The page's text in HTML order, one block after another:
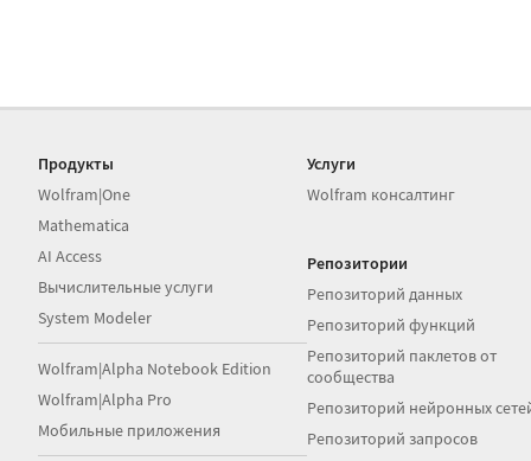
Продукты
Wolfram|One
Mathematica
AI Access
Вычислительные услуги
System Modeler
Wolfram|Alpha Notebook Edition
Wolfram|Alpha Pro
Мобильные приложения
Услуги
Wolfram консалтинг
Репозитории
Репозиторий данных
Репозиторий функций
Репозиторий паклетов от
сообщества
Репозиторий нейронных
Репозиторий запросов